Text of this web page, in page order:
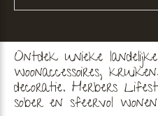
Ontdek unieke
woonaccessoires,
decoratie. Herbers
sober en sfeervol